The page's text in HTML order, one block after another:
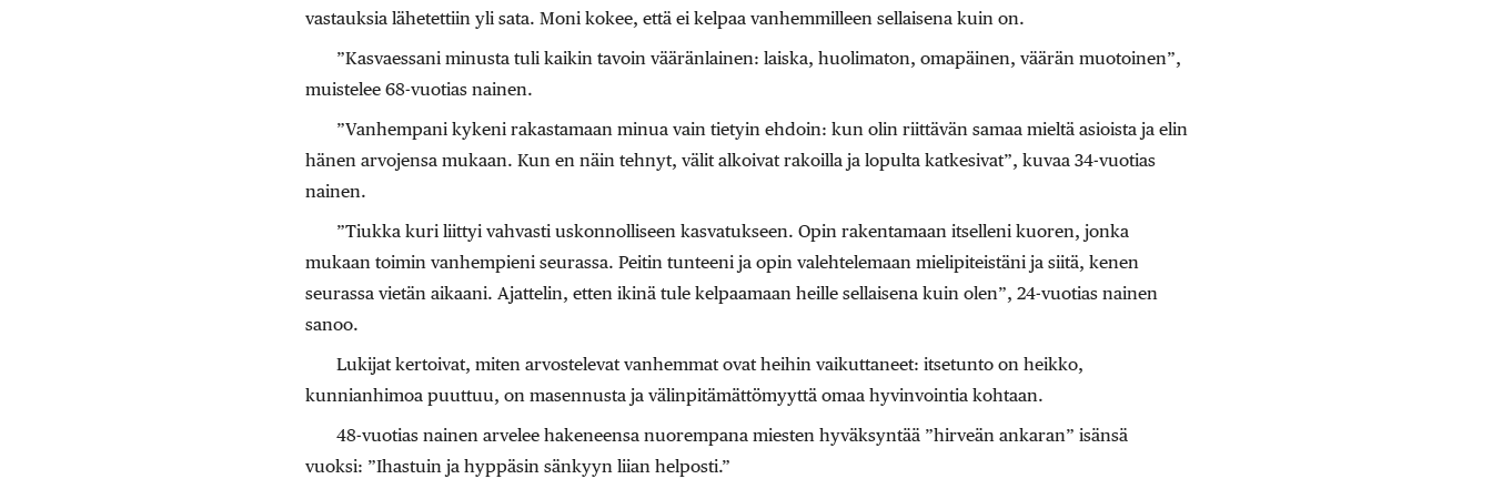
vastauksia lähetettiin yli sata. Moni kokee, että ei kelpaa vanhemmilleen sellaisena kuin on.
”Kasvaessani minusta tuli kaikin tavoin vääränlainen: laiska, huolimaton, omapäinen, väärän muotoinen”,
muistelee 68-vuotias nainen.
”Vanhempani kykeni rakastamaan minua vain tietyin ehdoin: kun olin riittävän samaa mieltä asioista ja elin
hänen arvojensa mukaan. Kun en näin tehnyt, välit alkoivat rakoilla ja lopulta katkesivat”, kuvaa 34-vuotias
nainen.
”Tiukka kuri liittyi vahvasti uskonnolliseen kasvatukseen. Opin rakentamaan itselleni kuoren, jonka
mukaan toimin vanhempieni seurassa. Peitin tunteeni ja opin valehtelemaan mielipiteistäni ja siitä, kenen
seurassa vietän aikaani. Ajattelin, etten ikinä tule kelpaamaan heille sellaisena kuin olen”, 24-vuotias nainen
sanoo.
Lukijat kertoivat, miten arvostelevat vanhemmat ovat heihin vaikuttaneet: itsetunto on heikko,
kunnianhimoa puuttuu, on masennusta ja välinpitämättömyyttä omaa hyvinvointia kohtaan.
48-vuotias nainen arvelee hakeneensa nuorempana miesten hyväksyntää ”hirveän ankaran” isänsä
vuoksi: ”Ihastuin ja hyppäsin sänkyyn liian helposti.”